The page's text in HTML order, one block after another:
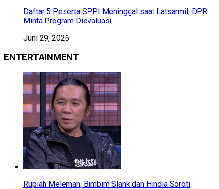
Daftar 5 Peserta SPPI Meninggal saat Latsarmil, DPR
Minta Program Dievaluasi
Juni 29, 2026
ENTERTAINMENT
Rupiah Melemah, Bimbim Slank dan Hindia Soroti